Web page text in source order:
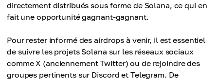
directement distribués sous forme de Solana, ce qui en
fait une opportunité gagnant-gagnant.
Pour rester informé des airdrops à venir, il est essentiel
de suivre les projets Solana sur les réseaux sociaux
comme X (anciennement Twitter) ou de rejoindre des
groupes pertinents sur Discord et Telegram. De